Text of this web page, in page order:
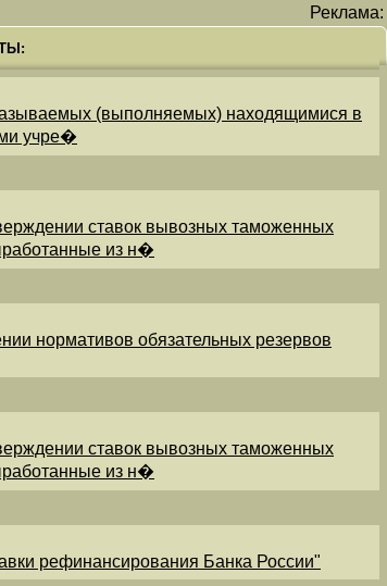
Реклама:
(выполняемых) находящимися в
учре�
ставок вывозных таможенных
из н�
нормативов обязательных резервов
ставок вывозных таможенных
из н�
рефинансирования Банка России"